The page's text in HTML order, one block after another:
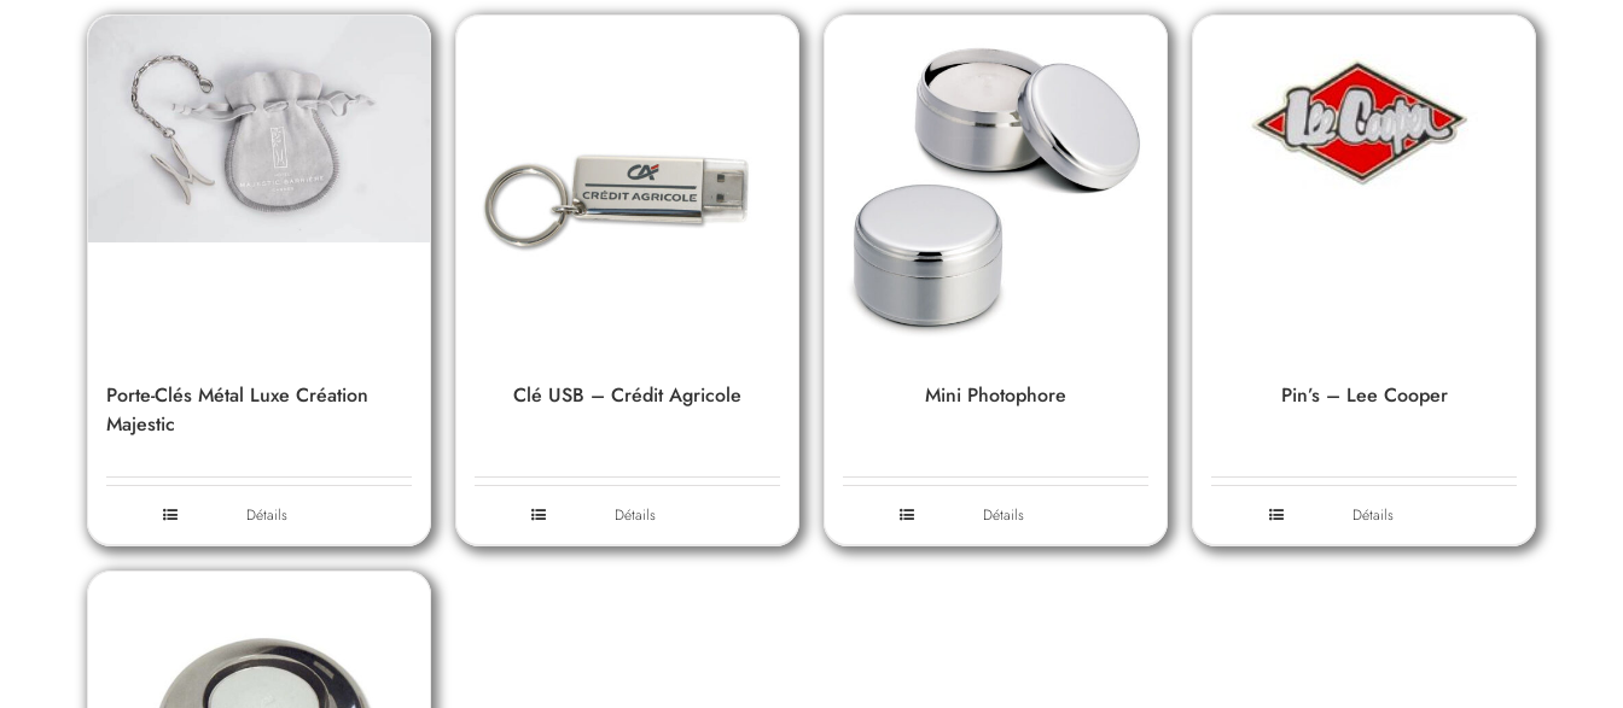
Porte-Clés Métal Luxe Création
Majestic
Détails
Clé USB – Crédit Agricole
Détails
Mini Photophore
Détails
Pin’s – Lee Cooper
Détails